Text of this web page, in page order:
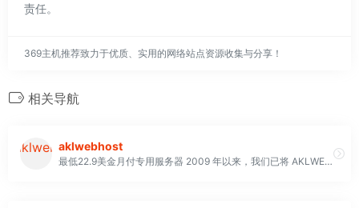
责任。
369主机推荐致力于优质、实用的网络站点资源收集与分享！
相关导航
aklwebhost
最低22.9美金月付专用服务器 2009 年以来，我们已将 AKLWEB HOST打造 为值得信赖且经验丰富的提供商。我们坚信，我们总能做更多的事情来改善我们的产品供应和客户体验